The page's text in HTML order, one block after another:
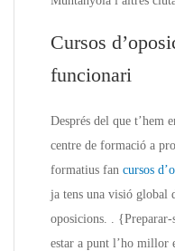
Cursos
funcionari
Després del que t’hem
centre de formació a
formatius fan cursos
ja tens una visió global
oposicions. . {Preparar-
estar a punt l’ho millor